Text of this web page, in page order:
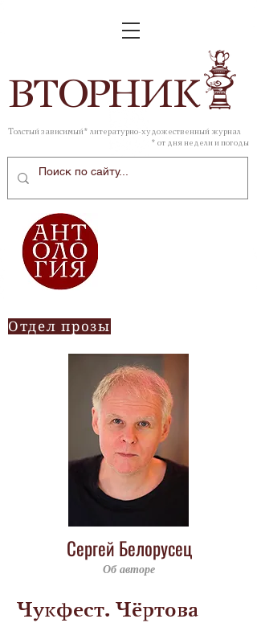
ВТОРНИК
Толстый зависимый* литературно-художественный журнал
* от дня недели и погоды
Отдел прозы
Сергей Белорусец
Об авторе
Чукфест. Чёртова